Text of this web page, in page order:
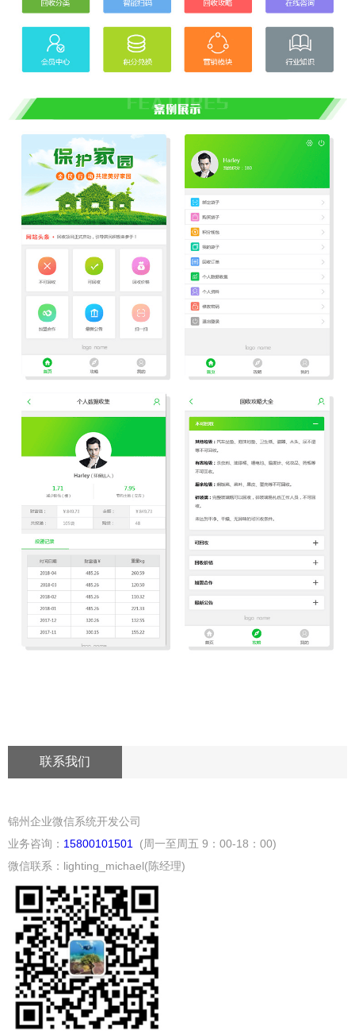
联系我们
锦州企业微信系统开发公司
业务咨询： 15800101501
(周一至周五 9：00-18：00)
微信联系：lighting_michael(陈经理)